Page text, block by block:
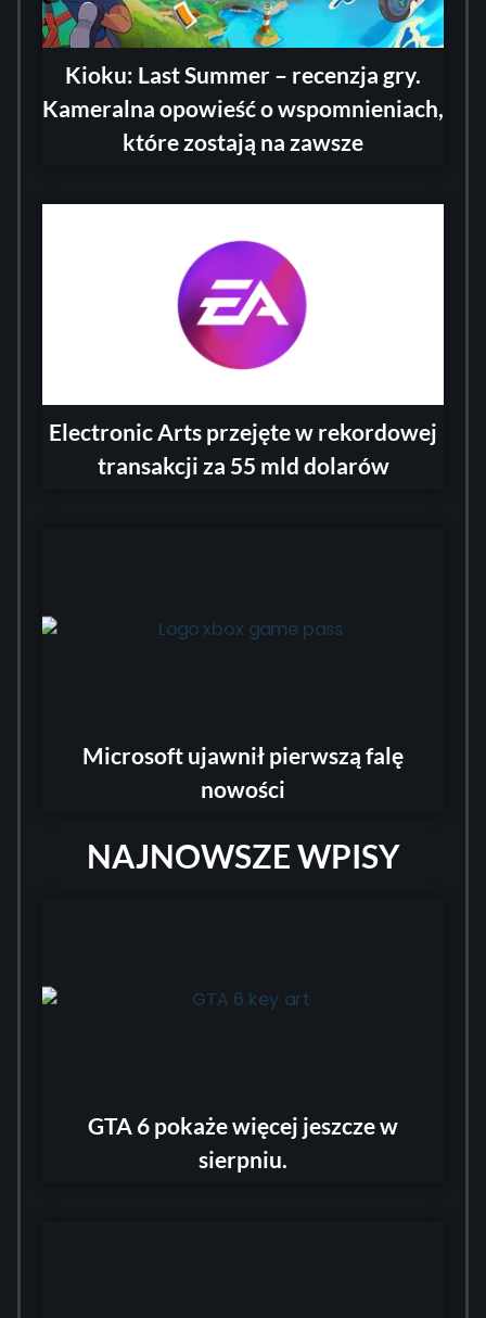
Kioku: Last Summer – recenzja gry.
Kameralna opowieść o wspomnieniach,
które zostają na zawsze
Electronic Arts przejęte w rekordowej
transakcji za 55 mld dolarów
Microsoft ujawnił pierwszą falę
nowości
NAJNOWSZE WPISY
GTA 6 pokaże więcej jeszcze w
sierpniu.